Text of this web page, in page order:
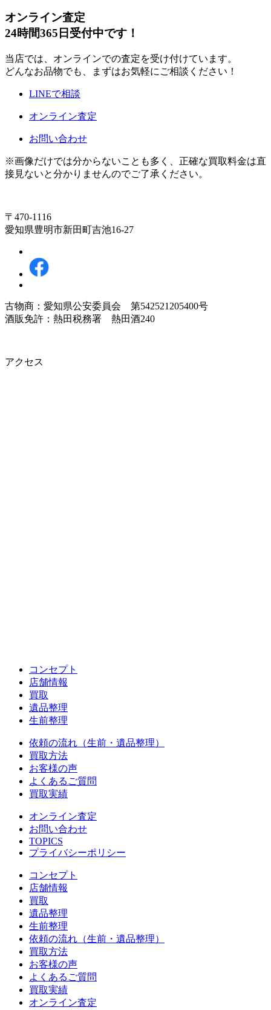
オンライン査定
24時間365日受付中です！
当店では、オンラインでの査定を受け付けています。
どんなお品物でも、まずはお気軽にご相談ください！
LINEで相談
オンライン査定
お問い合わせ
※画像だけでは分からないことも多く、正確な買取料金は直
接見ないと分かりませんのでご了承ください。
〒470-1116
愛知県豊明市新田町吉池16-27
古物商：愛知県公安委員会 第542521205400号
酒販免許：熱田税務署 熱田酒240
アクセス
コンセプト
店舗情報
買取
遺品整理
生前整理
依頼の流れ（生前・遺品整理）
買取方法
お客様の声
よくあるご質問
買取実績
オンライン査定
お問い合わせ
TOPICS
プライバシーポリシー
コンセプト
店舗情報
買取
遺品整理
生前整理
依頼の流れ（生前・遺品整理）
買取方法
お客様の声
よくあるご質問
買取実績
オンライン査定